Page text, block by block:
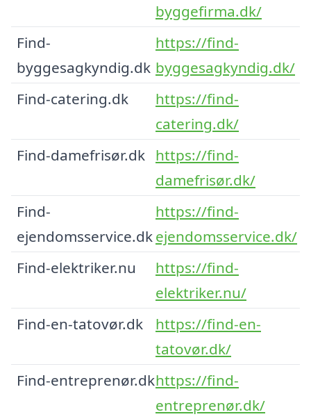
byggefirma.dk/
Find-
byggesagkyndig.dk
https://find-
byggesagkyndig.dk/
Find-catering.dk
https://find-
catering.dk/
Find-damefrisør.dk https://find-
damefrisør.dk/
Find-
ejendomsservice.dk
https://find-
ejendomsservice.dk/
Find-elektriker.nu
https://find-
elektriker.nu/
Find-en-tatovør.dk
https://find-en-
tatovør.dk/
Find-entreprenør.dkhttps://find-
entreprenør.dk/